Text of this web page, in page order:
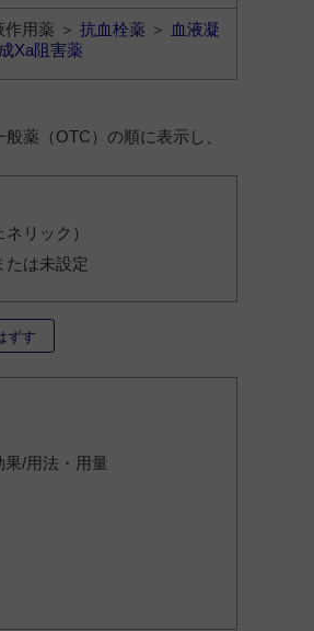
用薬 ＞ 抗血栓薬 ＞ 血液凝
Xa阻害薬
薬（OTC）の順に表示し、
リック）
たは未設定
ずす
果/用法・用量